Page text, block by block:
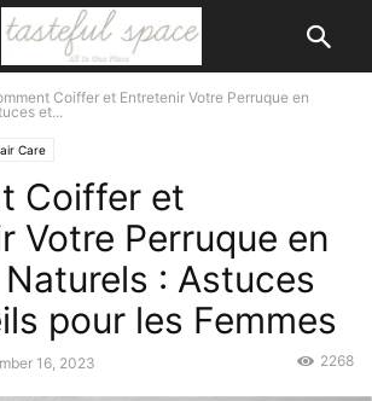
Coiffer et Entretenir Votre Perruque en
et...
Care
Coiffer et
Votre Perruque en
: Astuces
pour les Femmes
16, 2023 2268